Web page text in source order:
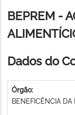
navegação
BEPREM -
Dados do
Órgão:
BENEFICÊNCIA